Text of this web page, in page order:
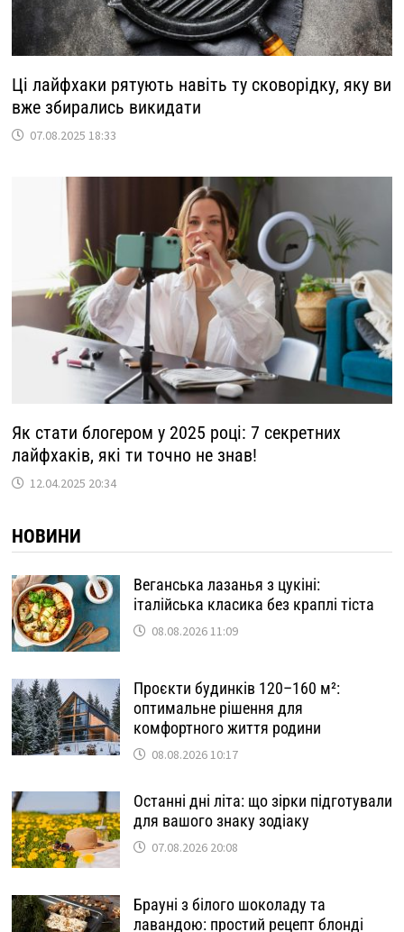
Ці лайфхаки рятують навіть ту сковорідку, яку ви
вже збирались викидати
07.08.2025 18:33
Як стати блогером у 2025 році: 7 секретних
лайфхаків, які ти точно не знав!
12.04.2025 20:34
НОВИНИ
Веганська лазанья з цукіні:
італійська класика без краплі тіста
08.08.2026 11:09
Проєкти будинків 120–160 м²:
оптимальне рішення для
комфортного життя родини
08.08.2026 10:17
Останні дні літа: що зірки підготували
для вашого знаку зодіаку
07.08.2026 20:08
Брауні з білого шоколаду та
лавандою: простий рецепт блонді